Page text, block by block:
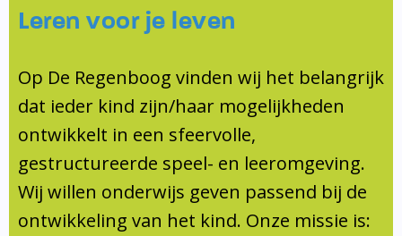
Opleiding en Stage
KomKids
Schoolvakanties
Ouderraad
Medezeggenschapsraad
Documentatie
Ouders
Contact
Contact
Samenwerkingen
Schoollogopedist
Leren voor je leven
Op De Regenboog vinden wij het belangrijk
dat ieder kind zijn/haar mogelijkheden
ontwikkelt in een sfeervolle,
gestructureerde speel- en leeromgeving.
Wij willen onderwijs geven passend bij de
ontwikkeling van het kind. Onze missie is: